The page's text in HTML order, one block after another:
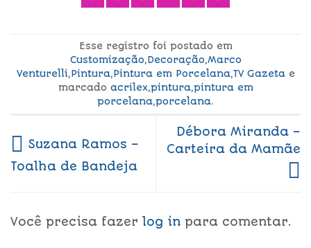
Esse registro foi postado em
Customização,Decoração,Marco
Venturelli,Pintura,Pintura em Porcelana,TV Gazetae
marcado acrilex,pintura,pintura em
porcelana,porcelana.
Suzana Ramos –
Toalha de Bandeja
Débora Miranda –
Carteira da Mamãe
Você precisa fazer log in para comentar.